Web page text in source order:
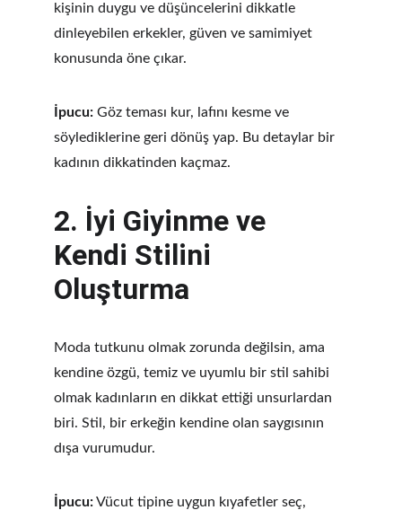
kişinin duygu ve düşüncelerini dikkatle
dinleyebilen erkekler, güven ve samimiyet
konusunda öne çıkar.
İpucu: Göz teması kur, lafını kesme ve
söylediklerine geri dönüş yap. Bu detaylar bir
kadının dikkatinden kaçmaz.
2. İyi Giyinme ve
Kendi Stilini
Oluşturma
Moda tutkunu olmak zorunda değilsin, ama
kendine özgü, temiz ve uyumlu bir stil sahibi
olmak kadınların en dikkat ettiği unsurlardan
biri. Stil, bir erkeğin kendine olan saygısının
dışa vurumudur.
İpucu: Vücut tipine uygun kıyafetler seç,